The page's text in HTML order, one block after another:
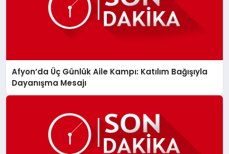
Afyon’da Üç Günlük Aile Kampı: Katılım Bağışıyla
Dayanışma Mesajı